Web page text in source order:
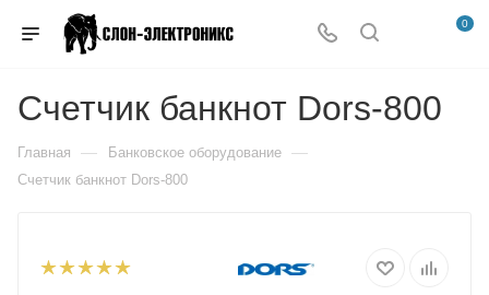
0
Счетчик банкнот Dors-800
Главная — Банковское оборудование —
Счетчик банкнот Dors-800